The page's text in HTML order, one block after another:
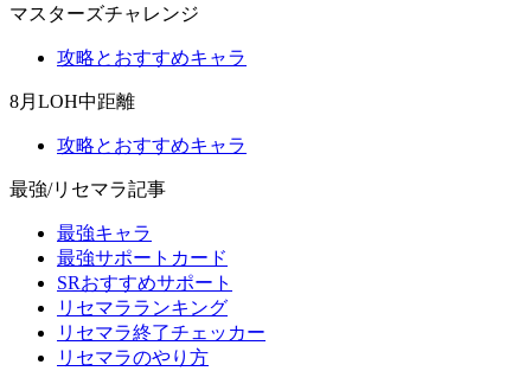
マスターズチャレンジ
攻略とおすすめキャラ
8月LOH中距離
攻略とおすすめキャラ
最強/リセマラ記事
最強キャラ
最強サポートカード
SRおすすめサポート
リセマラランキング
リセマラ終了チェッカー
リセマラのやり方